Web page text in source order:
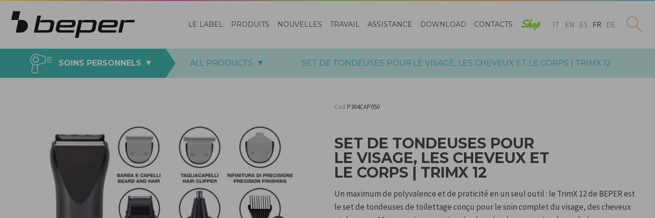
LE LABEL PRODUITS NOUVELLES TRAVAIL ASSISTANCE DOWNLOAD CONTACTS Shop IT EN ES FR DE
SOINS PERSONNELS ALL PRODUCTS SET DE TONDEUSES POUR LE VISAGE, LES CHEVEUX ET LE CORPS | TRIMX 12
Cod P304CAP050
SET DE TONDEUSES POUR
LE VISAGE, LES CHEVEUX ET
LE CORPS | TRIMX 12
Un maximum de polyvalence et de praticité en un seul outil : le TrimX 12 de BEPER est
le set de tondeuses de toilettage conçu pour le soin complet du visage, des cheveux